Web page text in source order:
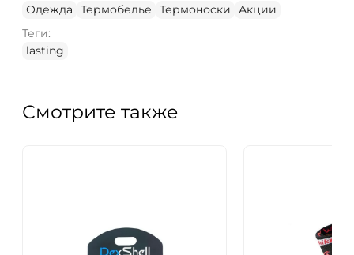
Одежда
Термобелье Термоноски
Акции
Теги:
lasting
Смотрите также